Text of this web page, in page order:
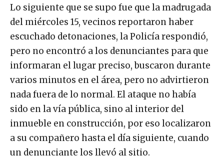
Lo siguiente que se supo fue que la madrugada
del miércoles 15, vecinos reportaron haber
escuchado detonaciones, la Policía respondió,
pero no encontró a los denunciantes para que
informaran el lugar preciso, buscaron durante
varios minutos en el área, pero no advirtieron
nada fuera de lo normal. El ataque no había
sido en la vía pública, sino al interior del
inmueble en construcción, por eso localizaron
a su compañero hasta el día siguiente, cuando
un denunciante los llevó al sitio.